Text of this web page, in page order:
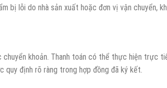
bị lỗi do nhà sản xuất hoặc đơn vị vận chuyển,
khoản. Thanh toán có thể thực hiện trực
quy định rõ ràng trong hợp đồng đã ký kết.